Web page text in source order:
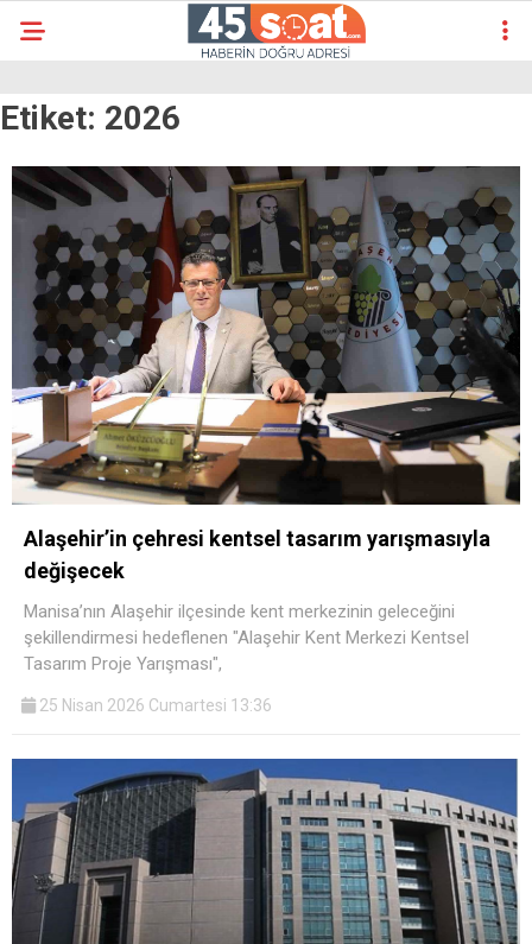
Etiket: 2026
Alaşehir’in çehresi kentsel tasarım yarışmasıyla
değişecek
Manisa’nın Alaşehir ilçesinde kent merkezinin geleceğini
şekillendirmesi hedeflenen "Alaşehir Kent Merkezi Kentsel
Tasarım Proje Yarışması",
25 Nisan 2026 Cumartesi 13:36